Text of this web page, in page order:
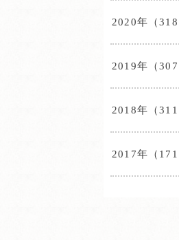
2020年（318
2019年（307
2018年（311
2017年（171